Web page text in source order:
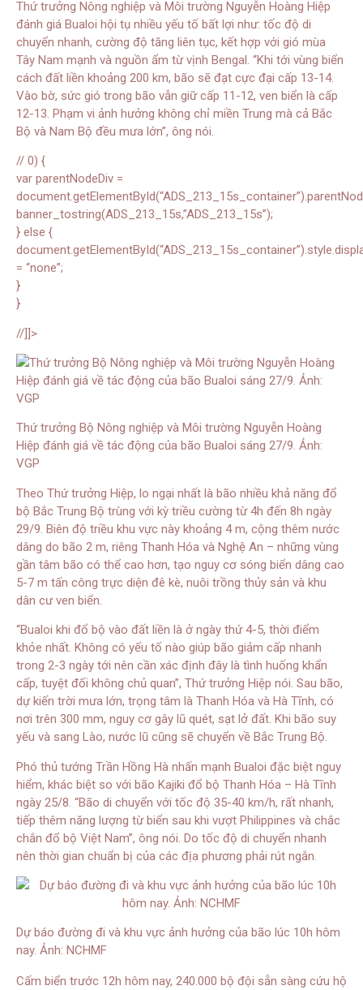
Thứ trưởng Nông nghiệp và Môi trường Nguyễn Hoàng Hiệp
đánh giá Bualoi hội tụ nhiều yếu tố bất lợi như: tốc độ di
chuyển nhanh, cường độ tăng liên tục, kết hợp với gió mùa
Tây Nam mạnh và nguồn ẩm từ vịnh Bengal. “Khi tới vùng biển
cách đất liền khoảng 200 km, bão sẽ đạt cực đại cấp 13-14.
Vào bờ, sức gió trong bão vẫn giữ cấp 11-12, ven biển là cấp
12-13. Phạm vi ảnh hưởng không chỉ miền Trung mà cả Bắc
Bộ và Nam Bộ đều mưa lớn”, ông nói.
// 0) {
var parentNodeDiv =
banner_tostring(ADS_213_15s,”ADS_213_15s”);
} else {
= “none”;
}
}
//]]>
Thứ trưởng Bộ Nông nghiệp và Môi trường Nguyễn Hoàng
Hiệp đánh giá về tác động của bão Bualoi sáng 27/9. Ảnh:
VGP
Theo Thứ trưởng Hiệp, lo ngại nhất là bão nhiều khả năng đổ
bộ Bắc Trung Bộ trùng với kỳ triều cường từ 4h đến 8h ngày
29/9. Biên độ triều khu vực này khoảng 4 m, cộng thêm nước
dâng do bão 2 m, riêng Thanh Hóa và Nghệ An – những vùng
gần tâm bão có thể cao hơn, tạo nguy cơ sóng biển dâng cao
5-7 m tấn công trực diện đê kè, nuôi trồng thủy sản và khu
dân cư ven biển.
“Bualoi khi đổ bộ vào đất liền là ở ngày thứ 4-5, thời điểm
khỏe nhất. Không có yếu tố nào giúp bão giảm cấp nhanh
trong 2-3 ngày tới nên cần xác định đây là tình huống khẩn
cấp, tuyệt đối không chủ quan”, Thứ trưởng Hiệp nói. Sau bão,
dự kiến trời mưa lớn, trọng tâm là Thanh Hóa và Hà Tĩnh, có
nơi trên 300 mm, nguy cơ gây lũ quét, sạt lở đất. Khi bão suy
yếu và sang Lào, nước lũ cũng sẽ chuyển về Bắc Trung Bộ.
Phó thủ tướng Trần Hồng Hà nhấn mạnh Bualoi đặc biệt nguy
hiểm, khác biệt so với bão Kajiki đổ bộ Thanh Hóa – Hà Tĩnh
ngày 25/8. “Bão di chuyển với tốc độ 35-40 km/h, rất nhanh,
tiếp thêm năng lượng từ biển sau khi vượt Philippines và chắc
chắn đổ bộ Việt Nam”, ông nói. Do tốc độ di chuyển nhanh
nên thời gian chuẩn bị của các địa phương phải rút ngắn.
Dự báo đường đi và khu vực ảnh hưởng của bão lúc 10h hôm
nay. Ảnh: NCHMF
Cấm biển trước 12h hôm nay, 240.000 bộ đội sẵn sàng cứu hộ